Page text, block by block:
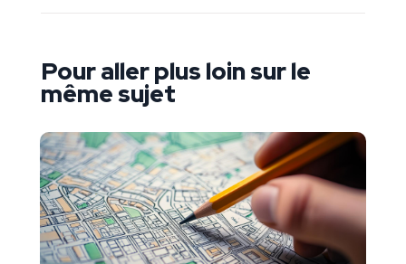
Pour aller plus loin sur le
même sujet